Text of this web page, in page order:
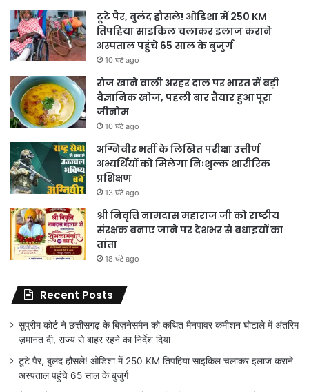
टूटे पैर, बुलंद हौसले! ओडिशा में 250 KM
तिपहिया साइकिल चलाकर इलाज कराने
अस्पताल पहुंचे 65 साल के बुजुर्ग
10 घंटे ago
रोज खाने वाली अरहर दाल पर भारत में बड़ी
वैज्ञानिक खोज, पहली बार तैयार हुआ पूरा
जीनोम
10 घंटे ago
अग्निवीर भर्ती के लिखित परीक्षा उत्तीर्ण
अभ्यर्थियों को मिलेगा निःशुल्क शारीरिक
प्रशिक्षण
13 घंटे ago
श्री निवृत्ति नामदास महाराज जी को राष्ट्रीय
संरक्षक बनाए जाने पर देशभर से बधाइयों का
तांता
18 घंटे ago
Recent Posts
सुप्रीम कोर्ट ने छत्तीसगढ़ के बिज़नेसमैन को कथित मैनपावर कमीशन घोटाले में अंतरिम
ज़मानत दी, राज्य से बाहर रहने का निर्देश दिया
टूटे पैर, बुलंद हौसले! ओडिशा में 250 KM तिपहिया साइकिल चलाकर इलाज कराने
अस्पताल पहुंचे 65 साल के बुजुर्ग